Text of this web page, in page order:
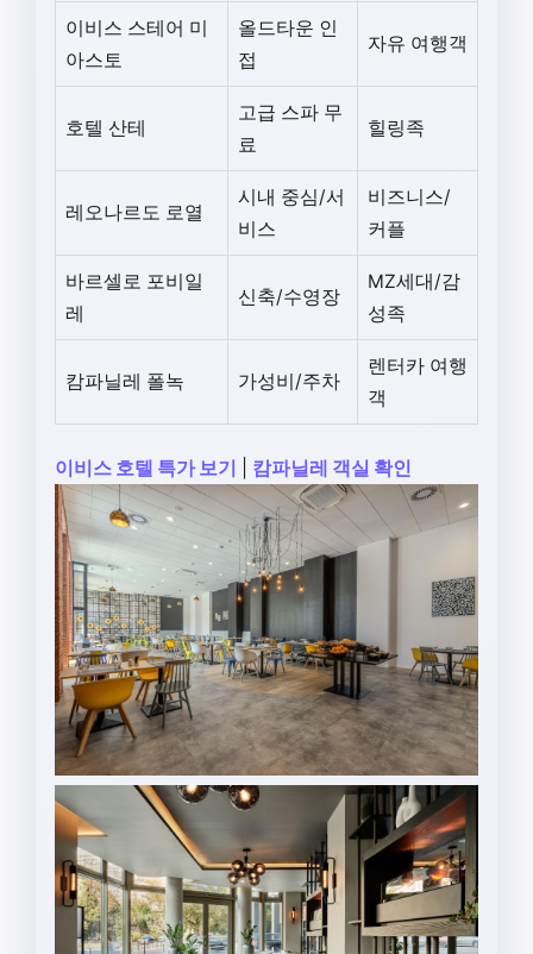
이비스 스테어 미
아스토
올드타운 인
접
자유 여행객
호텔 산테
고급 스파 무
료
힐링족
레오나르도 로열
시내 중심/서
비스
비즈니스/
커플
바르셀로 포비일
레
신축/수영장
MZ세대/감
성족
캄파닐레 폴녹 가성비/주차
렌터카 여행
객
이비스 호텔 특가 보기 캄파닐레 객실 확인